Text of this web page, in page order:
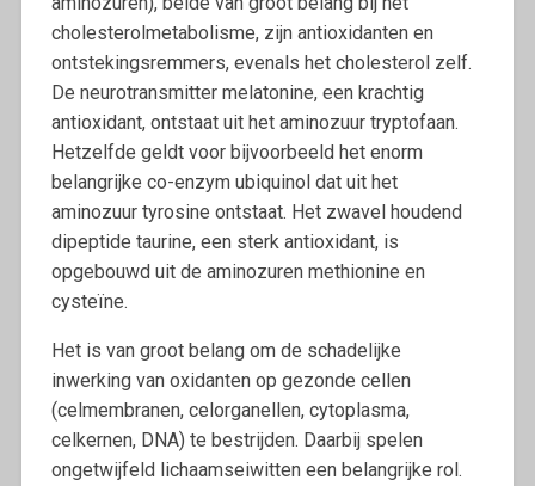
cholesterolmetabolisme, zijn antioxidanten en
ontstekingsremmers, evenals het cholesterol zelf.
De neurotransmitter melatonine, een krachtig
antioxidant, ontstaat uit het aminozuur tryptofaan.
Hetzelfde geldt voor bijvoorbeeld het enorm
belangrijke co-enzym ubiquinol dat uit het
aminozuur tyrosine ontstaat. Het zwavel houdend
dipeptide taurine, een sterk antioxidant, is
opgebouwd uit de aminozuren methionine en
cysteïne.
Het is van groot belang om de schadelijke
inwerking van oxidanten op gezonde cellen
(celmembranen, celorganellen, cytoplasma,
celkernen, DNA) te bestrijden. Daarbij spelen
ongetwijfeld lichaamseiwitten een belangrijke rol.